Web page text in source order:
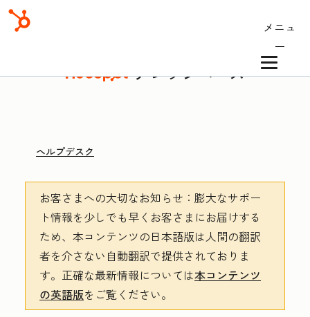
メニュ
ー
ナレッジベース
ヘルプデスク
お客さまへの大切なお知らせ ：膨大なサポー
ト情報を少しでも早くお客さまにお届けする
ため、本コンテンツの日本語版は人間の翻訳
者を介さない自動翻訳で提供されておりま
す。 正確な最新情報については本コンテンツ
の英語版をご覧ください。